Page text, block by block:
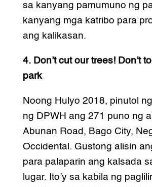
sa kanyang pamumuno ng
kanyang mga katribo para
ang kalikasan.
4. Don’t cut our trees! Don’t
park
Noong Hulyo 2018, pinutol
ng DPWH ang 271 puno ng
Abunan Road, Bago City,
Occidental. Gustong alisin
para palaparin ang kalsada
lugar. Ito’y sa kabila ng